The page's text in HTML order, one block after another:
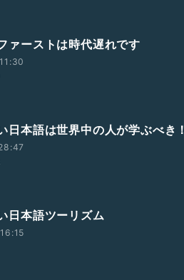
ァーストは時代遅れです
本語は世界中の人が学ぶべき！
日本語ツーリズム